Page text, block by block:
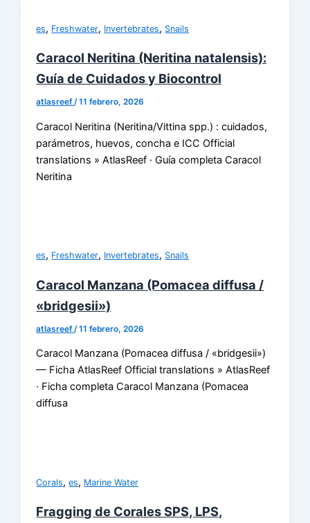
es, Freshwater, Invertebrates, Snails
Caracol Neritina (Neritina natalensis):
Guía de Cuidados y Biocontrol
atlasreef/11 febrero, 2026
Caracol Neritina (Neritina/Vittina spp.) : cuidados,
parámetros, huevos, concha e ICC Official
translations » AtlasReef · Guía completa Caracol
Neritina
es, Freshwater, Invertebrates, Snails
Caracol Manzana (Pomacea diffusa /
«bridgesii»)
atlasreef /11 febrero, 2026
Caracol Manzana (Pomacea diffusa / «bridgesii»)
— Ficha AtlasReef Official translations » AtlasReef
· Ficha completa Caracol Manzana (Pomacea
diffusa
Corals,es, Marine Water
Fragging de Corales SPS, LPS,